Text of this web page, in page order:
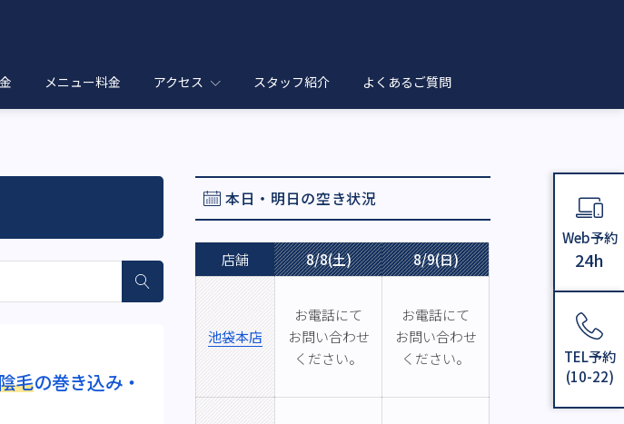
専門サロン Queen's Wax
メニュー料金 アクセス スタッフ紹介 よくあるご質問
毛の巻き込み・
本日・明日の空き状況
店舗 8/8(土) 8/9(日)
池袋本店
お電話にて
お問い合わせ
ください。
お電話にて
お問い合わせ
ください。
Web予約
24h
TEL予約
(10-22)